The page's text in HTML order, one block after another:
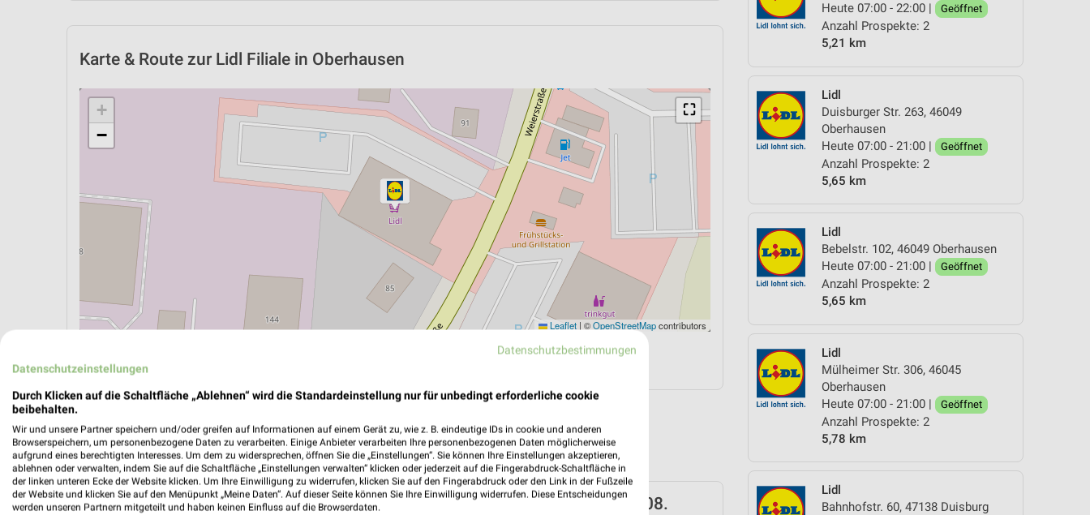
Heute 07:00 - 22:00 |
Geöffnet
Anzahl Prospekte: 2
5,21 km
Lidl
Duisburger Str. 263, 46049
Oberhausen
Heute 07:00 - 21:00 |
Geöffnet
Anzahl Prospekte: 2
5,65 km
Lidl
Bebelstr. 102, 46049 Oberhausen
Heute 07:00 - 21:00 |
Geöffnet
Anzahl Prospekte: 2
5,65 km
Lidl
Mülheimer Str. 306, 46045
Oberhausen
Heute 07:00 - 21:00 |
Geöffnet
Anzahl Prospekte: 2
5,78 km
Lidl
Bahnhofstr. 60, 47138 Duisburg
Karte & Route zur Lidl Filiale in Oberhausen
⛶
+
−
Leaflet | ©OpenStreetMapcontributors
NAVIGATION MIT GOOGLE/IOS MAPS
Aktuelle Angebote in dieser Filiale
Anzahl Prospekte: 2
Letztes Prospektupdate: vor 9 Stunden
Lidl Prospekt für Oberhausen ab Mo. den 03.08.
Datenschutzbestimmungen
Datenschutzeinstellungen
Durch Klicken auf die Schaltfläche „Ablehnen“ wird die Standardeinstellung nur für unbedingt erforderliche cookie
beibehalten.
Wir und unsere Partner speichern und/oder greifen auf Informationen auf einem Gerät zu, wie z. B. eindeutige IDs in cookie und anderen
Browserspeichern, um personenbezogene Daten zu verarbeiten. Einige Anbieter verarbeiten Ihre personenbezogenen Daten möglicherweise
aufgrund eines berechtigten Interesses. Um dem zu widersprechen, öffnen Sie die „Einstellungen“. Sie können Ihre Einstellungen akzeptieren,
ablehnen oder verwalten, indem Sie auf die Schaltfläche „Einstellungen verwalten“ klicken oder jederzeit auf die Fingerabdruck-Schaltfläche in
der linken unteren Ecke der Website klicken. Um Ihre Einwilligung zu widerrufen, klicken Sie auf den Fingerabdruck oder den Link in der Fußzeile
der Website und klicken Sie auf den Menüpunkt „Meine Daten“. Auf dieser Seite können Sie Ihre Einwilligung widerrufen. Diese Entscheidungen
werden unseren Partnern mitgeteilt und haben keinen Einfluss auf die Browserdaten.